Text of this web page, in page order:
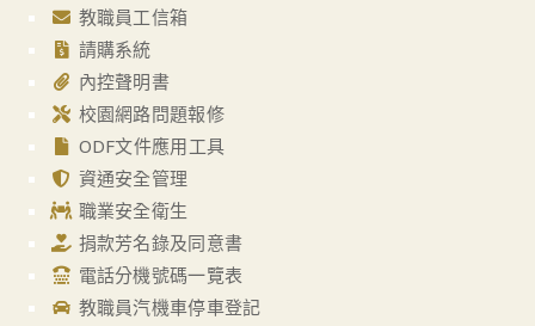
教職員工信箱
請購系統
內控聲明書
校園網路問題報修
ODF文件應用工具
資通安全管理
職業安全衛生
捐款芳名錄及同意書
電話分機號碼一覽表
教職員汽機車停車登記